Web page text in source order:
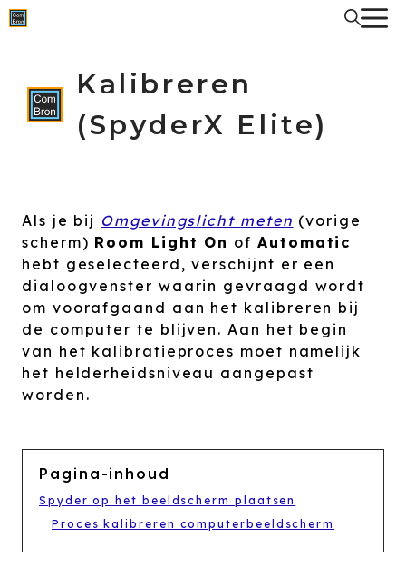
Spring
naar
Kalibreren
(SpyderX Elite)
Als je bij Omgevingslicht meten (vorige
scherm) Room Light On ofAutomatic
hebt geselecteerd, verschijnt er een
dialoogvenster waarin gevraagd wordt
om voorafgaand aan het kalibreren bij
de computer te blijven. Aan het begin
van het kalibratieproces moet namelijk
het helderheidsniveau aangepast
worden.
Pagina-inhoud
Spyder op het beeldscherm plaatsen
Proces kalibreren computerbeeldscherm